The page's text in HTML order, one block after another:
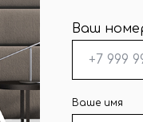
Ваш
Ваше имя